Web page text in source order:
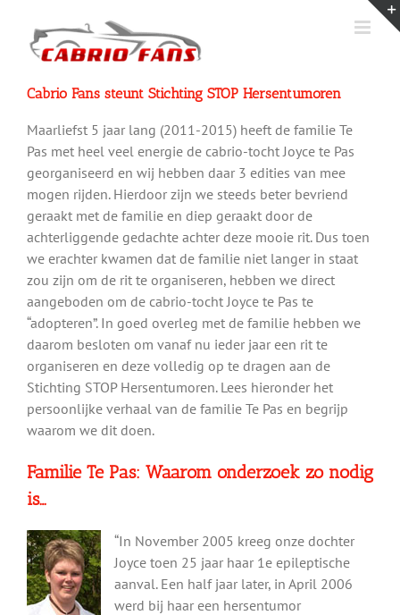
inhoud
Cabrio Fans steunt Stichting STOP Hersentumoren
Maarliefst 5 jaar lang (2011-2015) heeft de familie Te
Pas met heel veel energie de cabrio-tocht Joyce te Pas
georganiseerd en wij hebben daar 3 edities van mee
mogen rijden. Hierdoor zijn we steeds beter bevriend
geraakt met de familie en diep geraakt door de
achterliggende gedachte achter deze mooie rit. Dus toen
we erachter kwamen dat de familie niet langer in staat
zou zijn om de rit te organiseren, hebben we direct
aangeboden om de cabrio-tocht Joyce te Pas te
“adopteren”. In goed overleg met de familie hebben we
daarom besloten om vanaf nu ieder jaar een rit te
organiseren en deze volledig op te dragen aan de
Stichting STOP Hersentumoren. Lees hieronder het
persoonlijke verhaal van de familie Te Pas en begrijp
waarom we dit doen.
Familie Te Pas: Waarom onderzoek zo nodig
is…
“In November 2005 kreeg onze dochter
Joyce toen 25 jaar haar 1e epileptische
aanval. Een half jaar later, in April 2006
werd bij haar een hersentumor